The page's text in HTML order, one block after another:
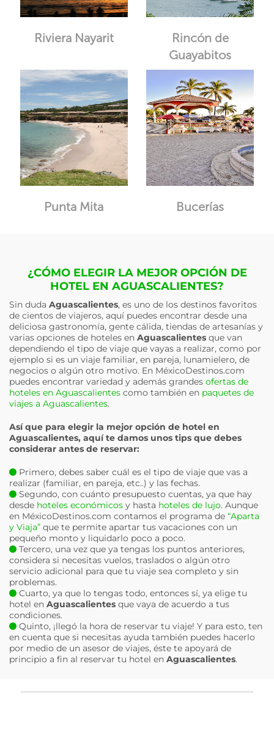
Riviera Nayarit
Rincón de
Guayabitos
Punta Mita Bucerías
¿CÓMO ELEGIR LA MEJOR OPCIÓN DE
HOTEL EN AGUASCALIENTES?
Sin duda Aguascalientes, es uno de los destinos favoritos
de cientos de viajeros, aquí puedes encontrar desde una
deliciosa gastronomía, gente cálida, tiendas de artesanías y
varias opciones de hoteles en Aguascalientes que van
dependiendo el tipo de viaje que vayas a realizar, como por
ejemplo si es un viaje familiar, en pareja, lunamielero, de
negocios o algún otro motivo. En MéxicoDestinos.com
puedes encontrar variedad y además grandes ofertas de
hoteles en Aguascalientes como también en paquetes de
viajes a Aguascalientes.
Así que para elegir la mejor opción de hotel en
Aguascalientes, aquí te damos unos tips que debes
considerar antes de reservar:
Primero, debes saber cuál es el tipo de viaje que vas a
realizar (familiar, en pareja, etc..) y las fechas.
Segundo, con cuánto presupuesto cuentas, ya que hay
desde hoteles económicos y hasta hoteles de lujo. Aunque
en MéxicoDestinos.com contamos el programa de “Aparta
y Viaja” que te permite apartar tus vacaciones con un
pequeño monto y liquidarlo poco a poco.
Tercero, una vez que ya tengas los puntos anteriores,
considera si necesitas vuelos, traslados o algún otro
servicio adicional para que tu viaje sea completo y sin
problemas.
Cuarto, ya que lo tengas todo, entonces sí, ya elige tu
hotel en Aguascalientes que vaya de acuerdo a tus
condiciones.
Quinto, ¡llegó la hora de reservar tu viaje! Y para esto, ten
en cuenta que si necesitas ayuda también puedes hacerlo
por medio de un asesor de viajes, éste te apoyará de
principio a fin al reservar tu hotel en Aguascalientes.